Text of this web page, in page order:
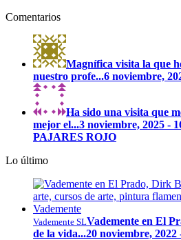
Comentarios
Magnífica visita la que
nuestro profe...6 noviembre,
Ha sido una visita que
mejor el...3 noviembre, 2025 -
PAJARES ROJO
Lo último
Vademente SLVademente en El
de la vida...20 noviembre, 2022